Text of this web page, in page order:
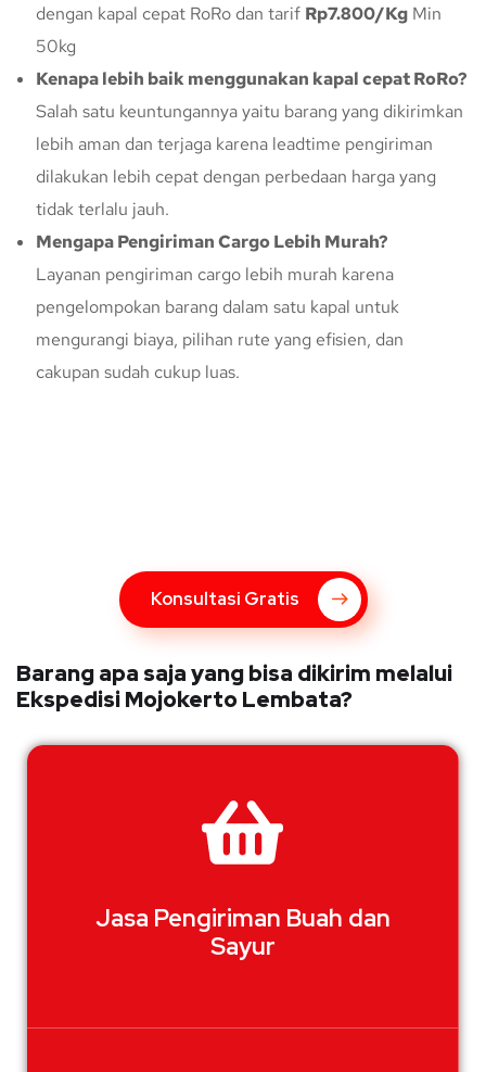
dengan kapal cepat RoRo dan tarif Rp7.800/Kg Min
50kg
Kenapa lebih baik menggunakan kapal cepat RoRo?
Salah satu keuntungannya yaitu barang yang dikirimkan
lebih aman dan terjaga karena leadtime pengiriman
dilakukan lebih cepat dengan perbedaan harga yang
tidak terlalu jauh.
Mengapa Pengiriman Cargo Lebih Murah?
Layanan pengiriman cargo lebih murah karena
pengelompokan barang dalam satu kapal untuk
mengurangi biaya, pilihan rute yang efisien, dan
cakupan sudah cukup luas.
Konsultasi Gratis
Barang apa saja yang bisa dikirim melalui
Ekspedisi Mojokerto Lembata?
Jasa Pengiriman Buah dan
Sayur